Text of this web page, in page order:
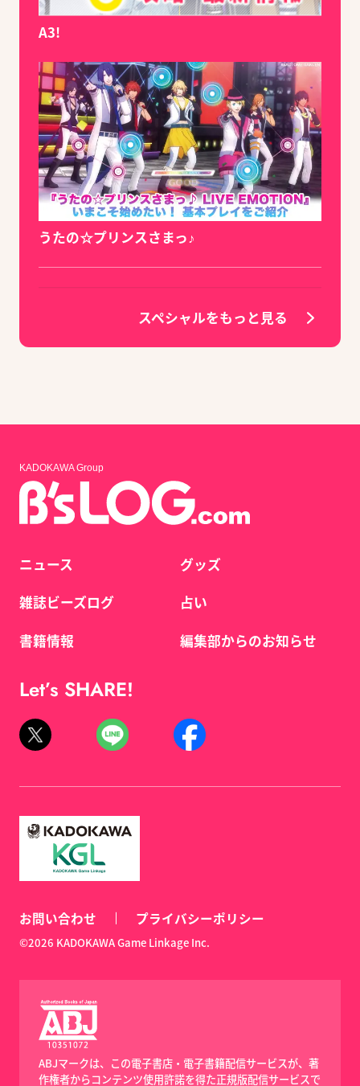
A3!
うたの☆プリンスさまっ♪
スペシャルをもっと見る
KADOKAWA Group
ニュース
雑誌ビーズログ
書籍情報
グッズ
占い
編集部からのお知らせ
Let’s SHARE!
お問い合わせ プライバシーポリシー
©2026 KADOKAWA Game Linkage Inc.
ABJマークは、この電子書店・電子書籍配信サービスが、著
作権者からコンテンツ使用許諾を得た正規版配信サービスで